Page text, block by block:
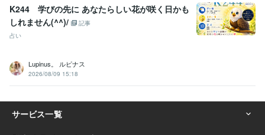
K244 学びの先に あなたらしい花が咲く日かも
しれません(^^)/
記事
占い
Lupinus。 ルピナス
2026/08/09 15:18